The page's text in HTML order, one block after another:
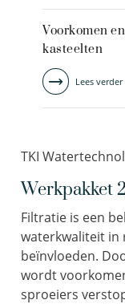
Voorkomen
kasteelten
Lees verder
TKI
Werkpakket
Filtratie is een
waterkwaliteit in
beïnvloeden.
wordt
sproeiers